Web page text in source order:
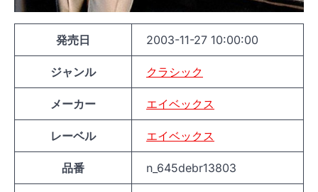
発売日 2003-11-27 10:00:00
ジャンル クラシック
メーカー エイベックス
レーベル エイベックス
品番 n_645debr13803